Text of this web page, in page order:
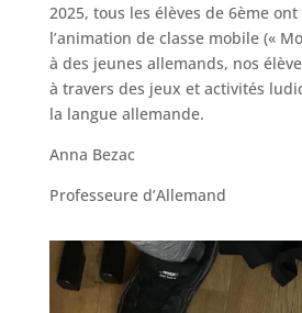
2025, tous les élèves de 6ème
l’animation de classe mobile («
à des jeunes allemands, nos
à travers des jeux et activités
la langue allemande.
Anna Bezac
Professeure d’Allemand